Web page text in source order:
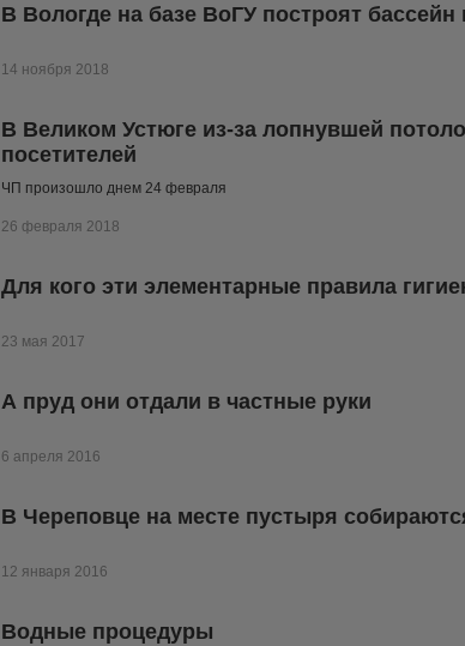
В Вологде на базе ВоГУ построят
14 ноября 2018
В Великом Устюге из-за лопнувшей
посетителей
ЧП произошло днем 24 февраля
26 февраля 2018
Для кого эти элементарные правила
23 мая 2017
А пруд они отдали в частные руки
6 апреля 2016
В Череповце на месте пустыря
12 января 2016
Водные процедуры